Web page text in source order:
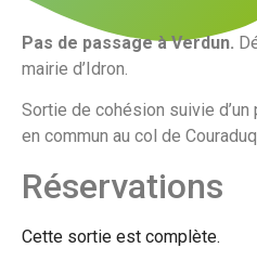
Pas de passage à Verdun.
mairie d’Idron.
Sortie de cohésion suivie
en commun au col de
Réservations
Cette sortie est complète.